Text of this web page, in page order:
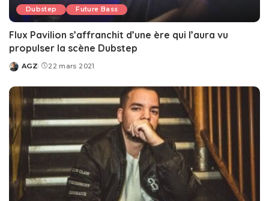
Dubstep Future Bass
Flux Pavilion s’affranchit d’une ère qui l’aura vu
propulser la scène Dubstep
Posted
AGZ 22 mars 2021